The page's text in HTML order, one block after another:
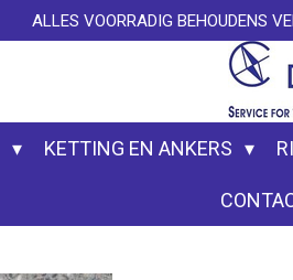
ALLES VOORRADIG BEHOUDENS
KETTING EN ANKERS